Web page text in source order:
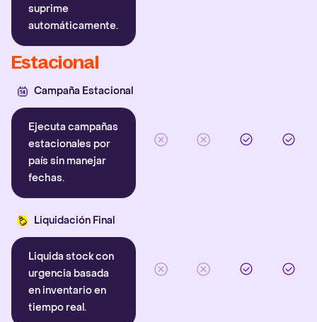
suprime
automáticamente.
Estacional
Campaña Estacional
Ejecuta campañas
estacionales por
país sin manejar
fechas.
Liquidación Final
Liquida stock con
urgencia basada
en inventario en
tiempo real.